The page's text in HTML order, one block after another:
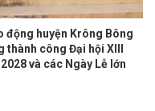
động huyện Krông Bông
thành công Đại hội XIII
và các Ngày Lễ lớn